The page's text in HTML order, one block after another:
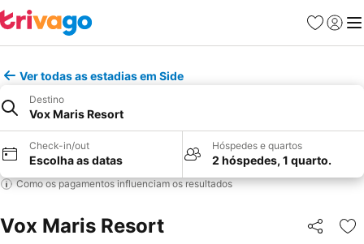
Favoritos
Iniciar
Ver todas as estadias em Side
Destino
Vox Maris Resort
Check-in/out
Escolha as datas
Hóspedes e quartos
2 hóspedes, 1 quarto.
Como os pagamentos influenciam os resultados
Vox Maris Resort Partilhar